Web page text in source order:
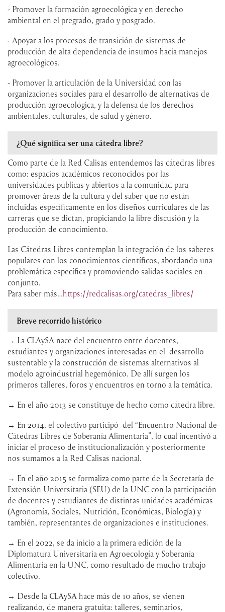
- Promover la formación agroecológica y en derecho
ambiental en el pregrado, grado y posgrado.
- Apoyar a los procesos de transición de sistemas de
producción de alta dependencia de insumos hacia manejos
agroecológicos.
- Promover la articulación de la Universidad con las
organizaciones sociales para el desarrollo de alternativas de
producción agroecológica, y la defensa de los derechos
ambientales, culturales, de salud y género.
¿Qué significa ser una cátedra libre?
Como parte de la Red Calisas entendemos las cátedras libres
como: espacios académicos reconocidos por las
universidades públicas y abiertos a la comunidad para
promover áreas de la cultura y del saber que no están
incluidas específicamente en los diseños curriculares de las
carreras que se dictan, propiciando la libre discusión y la
producción de conocimiento.
Las Cátedras Libres contemplan la integración de los saberes
populares con los conocimientos científicos, abordando una
problemática específica y promoviendo salidas sociales en
conjunto.
Para saber más…https://redcalisas.org/catedras_libres/
Breve recorrido histórico
→ La CLAySA nace del encuentro entre docentes,
estudiantes y organizaciones interesadas en el desarrollo
sustentable y la construcción de sistemas alternativos al
modelo agroindustrial hegemónico. De allí surgen los
primeros talleres, foros y encuentros en torno a la temática.
→ En el año 2013 se constituye de hecho como cátedra libre.
→ En 2014, el colectivo participó del “Encuentro Nacional de
Cátedras Libres de Soberanía Alimentaria”, lo cual incentivó a
iniciar el proceso de institucionalización y posteriormente
nos sumamos a la Red Calisas nacional.
→ En el año 2015 se formaliza como parte de la Secretaría de
Extensión Universitaria (SEU) de la UNC con la participación
de docentes y estudiantes de distintas unidades académicas
(Agronomía, Sociales, Nutrición, Económicas, Biología) y
también, representantes de organizaciones e instituciones.
→ En el 2022, se da inicio a la primera edición de la
Diplomatura Universitaria en Agroecología y Soberanía
Alimentaria en la UNC, como resultado de mucho trabajo
colectivo.
→ Desde la CLAySA hace más de 10 años, se vienen
realizando, de manera gratuita: talleres, seminarios,